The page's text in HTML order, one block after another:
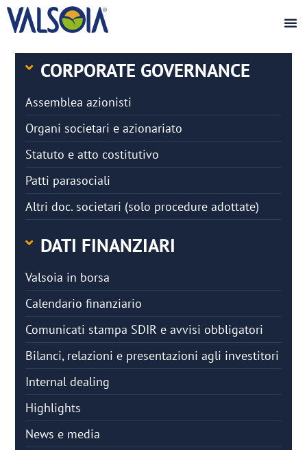
CORPORATE GOVERNANCE
Assemblea azionisti
Organi societari e azionariato
Statuto e atto costitutivo
Patti parasociali
Altri doc. societari (solo procedure adottate)
DATI FINANZIARI
Valsoia in borsa
Calendario finanziario
Comunicati stampa SDIR e avvisi obbligatori
Bilanci, relazioni e presentazioni agli investitori
Internal dealing
Highlights
News e media